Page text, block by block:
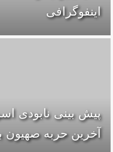
اینفوگرافی
پیش بینی نابودی
آخرین حربه صهیون